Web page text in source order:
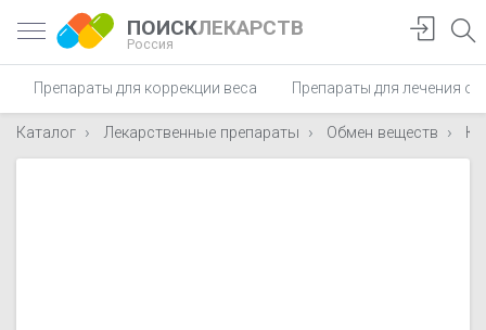
ПОИСКЛЕКАРСТВ
Россия
Препараты для коррекции веса Препараты для лечения
Каталог Лекарственные препараты Обмен веществ